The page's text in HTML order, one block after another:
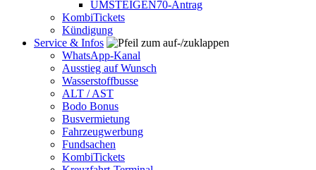
UMSTEIGEN70-Antrag
KombiTickets
Kündigung
Service & Infos
WhatsApp-Kanal
Ausstieg auf Wunsch
Wasserstoffbusse
ALT / AST
Bodo Bonus
Busvermietung
Fahrzeugwerbung
Fundsachen
KombiTickets